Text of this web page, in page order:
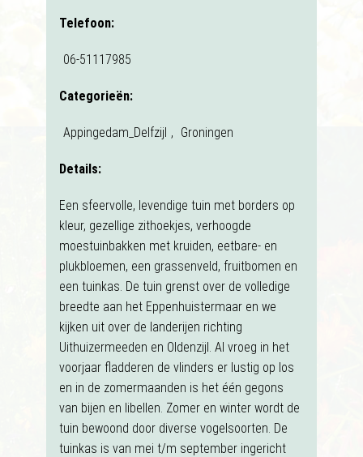
Telefoon:
06-51117985
Categorieën:
Appingedam_Delfzijl , Groningen
Details:
Een sfeervolle, levendige tuin met borders op
kleur, gezellige zithoekjes, verhoogde
moestuinbakken met kruiden, eetbare- en
plukbloemen, een grassenveld, fruitbomen en
een tuinkas. De tuin grenst over de volledige
breedte aan het Eppenhuistermaar en we
kijken uit over de landerijen richting
Uithuizermeeden en Oldenzijl. Al vroeg in het
voorjaar fladderen de vlinders er lustig op los
en in de zomermaanden is het één gegons
van bijen en libellen. Zomer en winter wordt de
tuin bewoond door diverse vogelsoorten. De
tuinkas is van mei t/m september ingericht